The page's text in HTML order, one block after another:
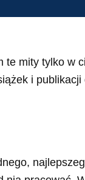
te mity tylko w
i